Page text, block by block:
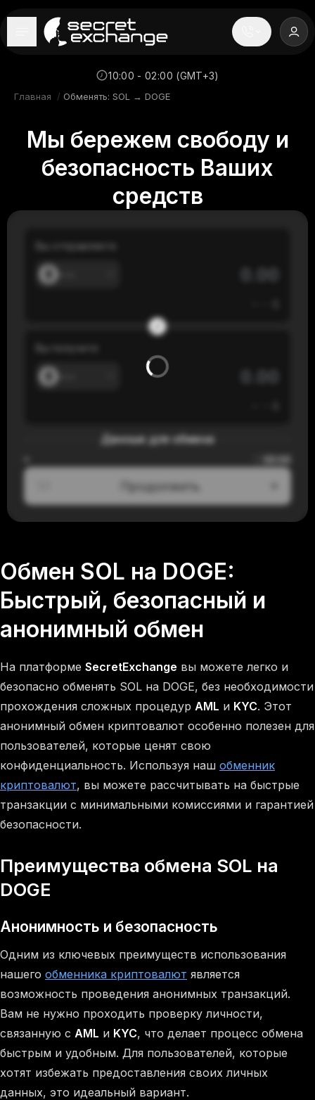
----
Новости
Репутация
Поддержка
10:00 - 02:00 (GMT+3)
Главная / Обменять: SOL → DOGE
Мы бережем свободу и
безопасность Ваших
средств
Вы отправляете
Данные для обмена
Продолжить
Обмен SOL на DOGE:
Быстрый, безопасный и
анонимный обмен
На платформе SecretExchange вы можете легко и
безопасно обменять SOL на DOGE, без необходимости
прохождения сложных процедур AML и KYC. Этот
анонимный обмен криптовалют особенно полезен для
пользователей, которые ценят свою
конфиденциальность. Используя наш обменник
криптовалют, вы можете рассчитывать на быстрые
транзакции с минимальными комиссиями и гарантией
безопасности.
Преимущества обмена SOL на
DOGE
Анонимность и безопасность
Одним из ключевых преимуществ использования
нашего обменника криптовалют является
возможность проведения анонимных транзакций.
Вам не нужно проходить проверку личности,
связанную с AML и KYC, что делает процесс обмена
быстрым и удобным. Для пользователей, которые
хотят избежать предоставления своих личных
данных, это идеальный вариант.